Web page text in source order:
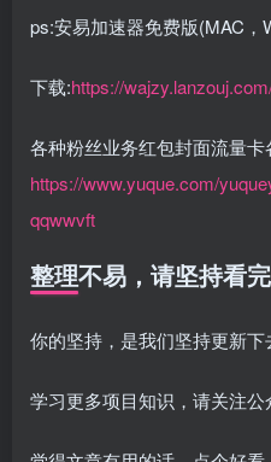
ps:安易加速器免费版(MAC，
下载:https://
各种粉丝业务红包封面流量
https://www.yuque.com/
qqwwvft
整理不易，请坚持看
你的坚持，是我们坚持更新下
学习更多项目知识，请关注